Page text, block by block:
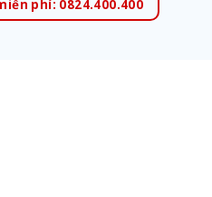
phí: 0824.400.400